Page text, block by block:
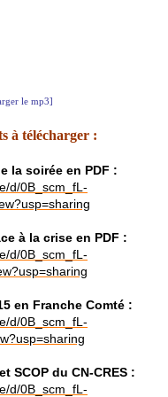
le mp3]
à télécharger :
la soirée en PDF :
d/0B_scm_fL-
à la crise en PDF :
d/0B_scm_fL-
en Franche Comté :
d/0B_scm_fL-
SCOP du CN-CRES :
d/0B_scm_fL-